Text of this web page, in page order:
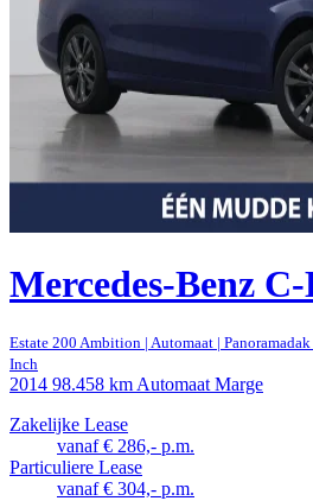
Mercedes-Benz
Estate 200 Ambition | Automaat |
Inch
2014 98.458 kmAutomaatMarge
Zakelijke Lease
vanaf € 286,- p.m.
Particuliere Lease
vanaf € 304,- p.m.